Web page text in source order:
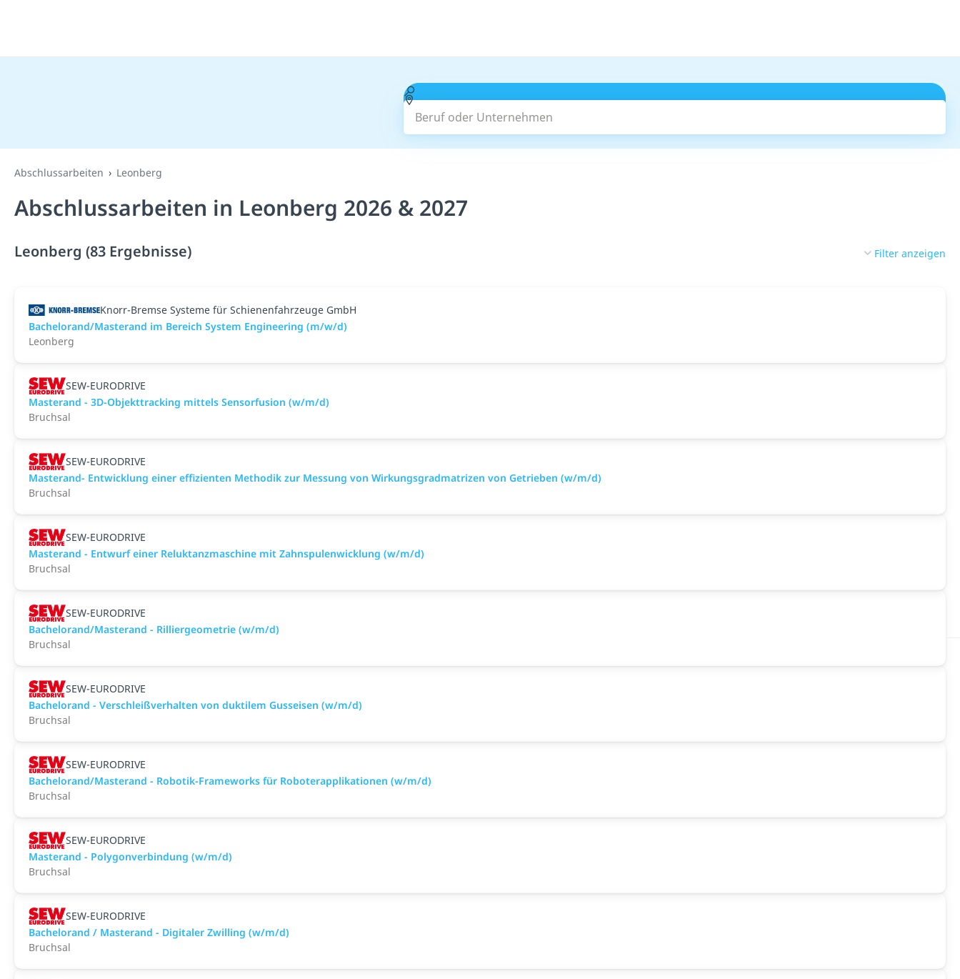
Beruf oder Unternehmen
Abschlussarbeiten Leonberg
Abschlussarbeiten in Leonberg 2026 & 2027
Leonberg (83 Ergebnisse) Filter anzeigen
Knorr-Bremse Systeme für Schienenfahrzeuge GmbH
Bachelorand/Masterand im Bereich System Engineering (m/w/d)
Leonberg
SEW-EURODRIVE
Masterand - 3D-Objekttracking mittels Sensorfusion (w/m/d)
Bruchsal
SEW-EURODRIVE
Masterand- Entwicklung einer effizienten Methodik zur Messung von Wirkungsgradmatrizen von Getrieben (w/m/d)
Bruchsal
SEW-EURODRIVE
Masterand - Entwurf einer Reluktanzmaschine mit Zahnspulenwicklung (w/m/d)
Bruchsal
SEW-EURODRIVE
Bachelorand/Masterand - Rilliergeometrie (w/m/d)
Bruchsal
SEW-EURODRIVE
Bachelorand - Verschleißverhalten von duktilem Gusseisen (w/m/d)
Bruchsal
SEW-EURODRIVE
Bachelorand/Masterand - Robotik-Frameworks für Roboterapplikationen (w/m/d)
Bruchsal
SEW-EURODRIVE
Masterand - Polygonverbindung (w/m/d)
Bruchsal
SEW-EURODRIVE
Bachelorand / Masterand - Digitaler Zwilling (w/m/d)
Bruchsal